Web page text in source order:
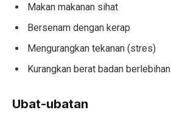
Makan makanan sihat
Bersenam dengan kerap
Mengurangkan tekanan (stres)
Kurangkan berat badan berlebihan
Ubat-ubatan